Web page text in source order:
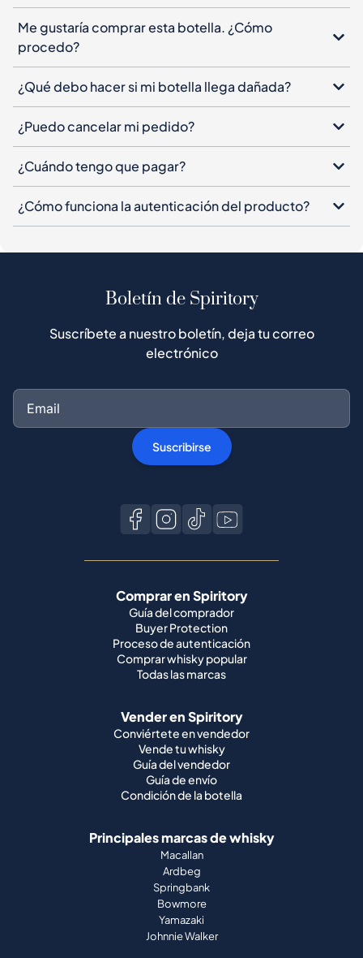
Me gustaría comprar esta botella. ¿Cómo
procedo?
¿Qué debo hacer si mi botella llega dañada?
¿Puedo cancelar mi pedido?
¿Cuándo tengo que pagar?
¿Cómo funciona la autenticación del producto?
Boletín de Spiritory
Suscríbete a nuestro boletín, deja tu correo
electrónico
Suscribirse
Comprar en Spiritory
Guía del comprador
Buyer Protection
Proceso de autenticación
Comprar whisky popular
Todas las marcas
Vender en Spiritory
Conviértete en vendedor
Vende tu whisky
Guía del vendedor
Guía de envío
Condición de la botella
Principales marcas de whisky
Macallan
Ardbeg
Springbank
Bowmore
Yamazaki
Johnnie Walker